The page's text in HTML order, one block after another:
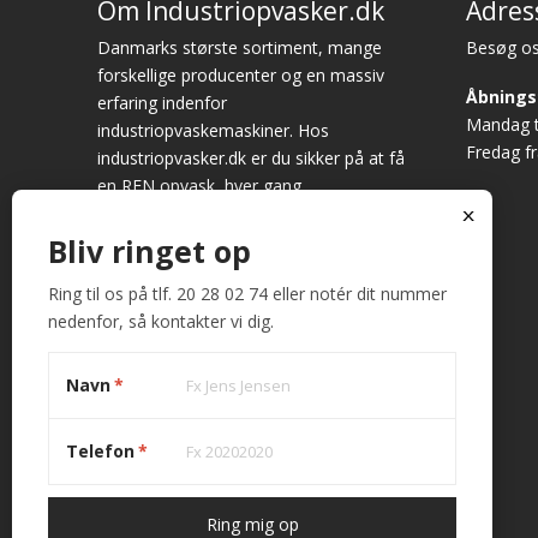
Om Industriopvasker.dk
Danmarks største sortiment, mange
forskellige producenter og en massiv
erfaring indenfor
industriopvaskemaskiner. Hos
industriopvasker.dk er du sikker på at få
en REN opvask, hver gang.
Vi ved det godt – opvask er sjældent
først på dagsordenen. Alligevel bruges
der hver dag mange timer på at vaske
op. Fungerer maskinen ikke optimalt,
frustrationer. Køb derfor hos
industriopvasker.dk
Besøg
Mandag
Fredag
x
Bliv ringet op
Ring til os på tlf. 20 28 02 74 eller notér dit nummer
nedenfor, så kontakter vi dig.
Navn*
Telefon*